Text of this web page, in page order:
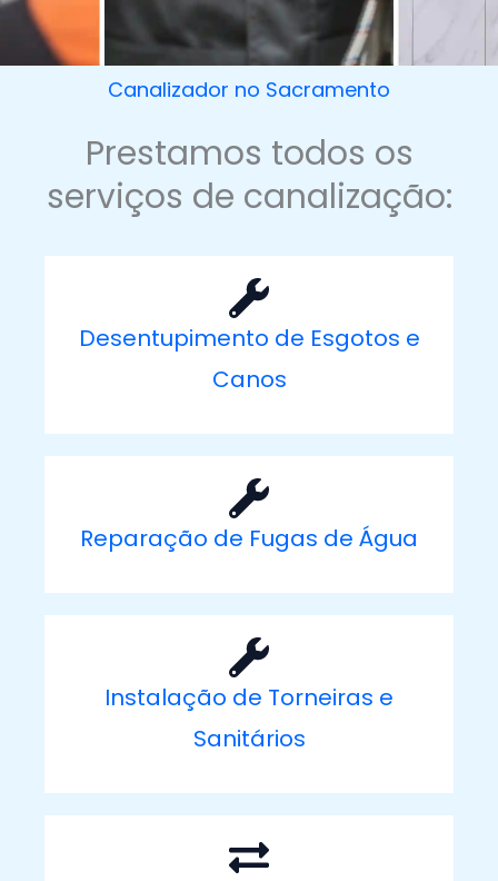
Canalizador no Sacramento
Prestamos todos os
serviços de canalização:
Desentupimento de Esgotos e
Canos
Reparação de Fugas de Água
Instalação de Torneiras e
Sanitários